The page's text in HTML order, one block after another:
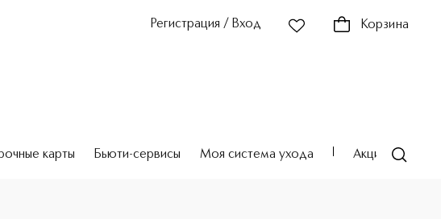
Регистрация / Вход Корзина
карты Бьюти-сервисы Моя система ухода Акции